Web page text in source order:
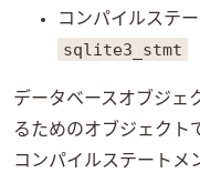
コンパイルステートメン
sqlite3_stmt
データベースオブジェ
るためのオブジェクト
コンパイルステートメ